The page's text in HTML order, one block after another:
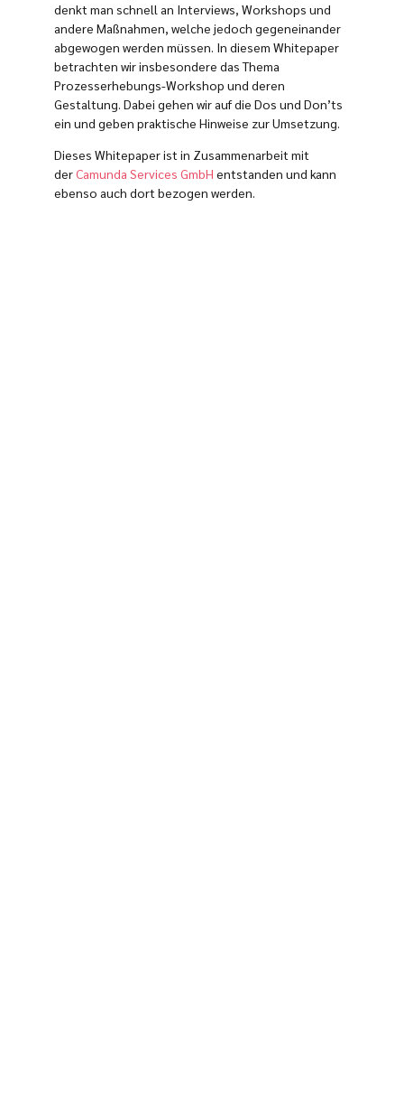
denkt man schnell an Interviews, Workshops und
andere Maßnahmen, welche jedoch gegeneinander
abgewogen werden müssen. In diesem Whitepaper
betrachten wir insbesondere das Thema
Prozesserhebungs-Workshop und deren
Gestaltung. Dabei gehen wir auf die Dos und Don’ts
ein und geben praktische Hinweise zur Umsetzung.
Dieses Whitepaper ist in Zusammenarbeit mit
derCamunda Services GmbH entstanden und kann
ebenso auch dort bezogen werden.